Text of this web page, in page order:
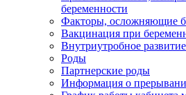
беременности
Факторы, осложняющие
Вакцинация при
Внутриутробное
Роды
Партнерские роды
Информация о